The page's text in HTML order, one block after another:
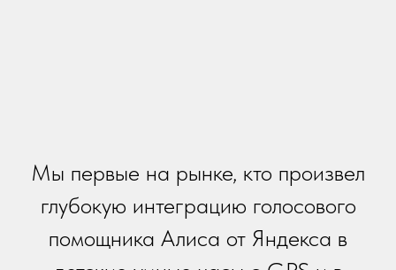
Мы первые на рынке, кто произвел
глубокую интеграцию голосового
помощника Алиса от Яндекса в